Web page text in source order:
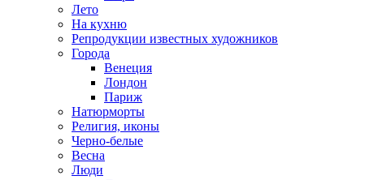
Лето
На кухню
Репродукции известных художников
Города
Венеция
Лондон
Париж
Натюрморты
Религия, иконы
Черно-белые
Весна
Люди